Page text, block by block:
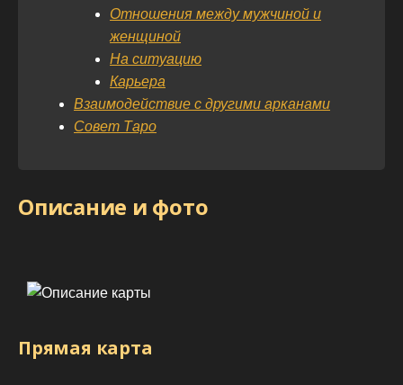
Отношения между мужчиной и
женщиной
На ситуацию
Карьера
Взаимодействие с другими арканами
Совет Таро
Описание и фото
Прямая карта